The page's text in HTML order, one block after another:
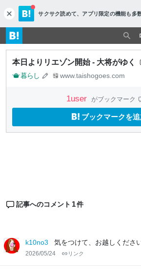
c
l
o
s
e
サクサク読めて、 アプリ限定の機能も多
本日よりリエゾン開始 - 大将がゆく
暮らし www.taishogoes.com
1user がブックマーク
ブックマークを追
記事へのコメント 1件
k10no3 気をつけて、お越しください
2026/05/24 リンク